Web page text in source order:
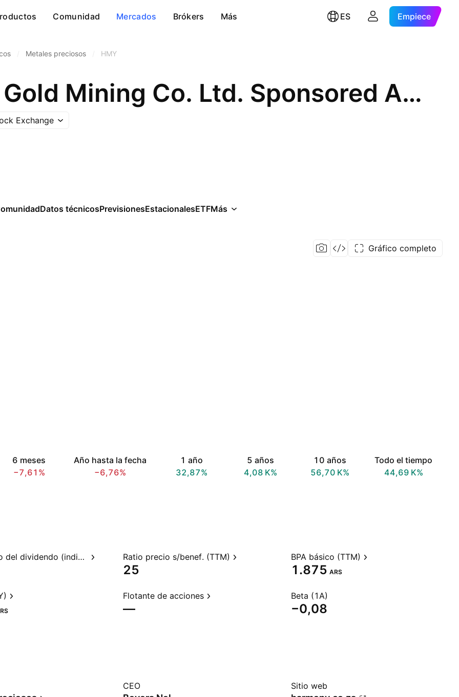
Comunidad Mercados Brókers Más ES Empiece
Metales preciosos HMY
Harmony Gold Mining Co. Ltd. Sponsored ADR
Exchange
Datos técnicosPrevisionesEstacionalesETFMás
Gráfico completo
6 meses
−7,61%
Año hasta la fecha
−6,76%
1 año
32,87%
5 años
‪4,08 K‬%
10 años
‪56,70 K‬%
Todo el tiempo
‪44,69 K‬%
Rendimiento del dividendo (indicado) Ratio precio s/benef. (TTM)
25
BPA básico (TTM)
1.875 ARS
Flotante de acciones
—
Beta (1A)
−0,08
CEO Sitio web